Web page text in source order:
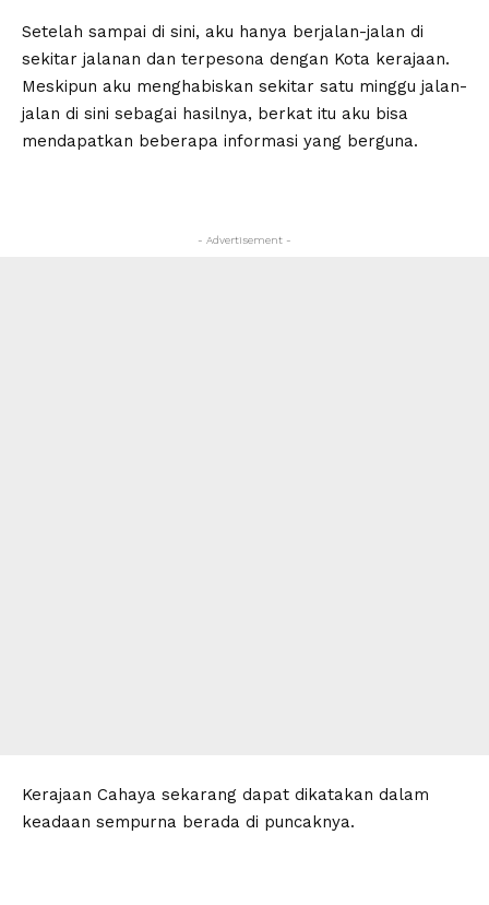
Setelah sampai di sini, aku hanya berjalan-jalan di
sekitar jalanan dan terpesona dengan Kota kerajaan.
Meskipun aku menghabiskan sekitar satu minggu jalan-
jalan di sini sebagai hasilnya, berkat itu aku bisa
mendapatkan beberapa informasi yang berguna.
- Advertisement -
Kerajaan Cahaya sekarang dapat dikatakan dalam
keadaan sempurna berada di puncaknya.